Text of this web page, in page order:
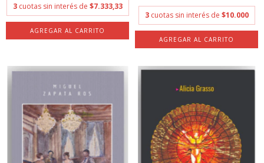
3 cuotas sin interés de $7.333,33
3 cuotas sin interés de $10.000